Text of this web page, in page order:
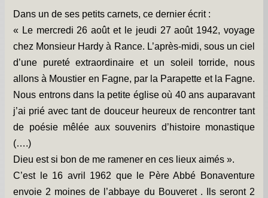
Dans un de ses petits carnets, ce dernier écrit :
« Le mercredi 26 août et le jeudi 27 août 1942, voyage
chez Monsieur Hardy à Rance. L’après-midi, sous un ciel
d’une pureté extraordinaire et un soleil torride, nous
allons à Moustier en Fagne, par la Parapette et la Fagne.
Nous entrons dans la petite église où 40 ans auparavant
j’ai prié avec tant de douceur heureux de rencontrer tant
de poésie mêlée aux souvenirs d’histoire monastique
(….)
Dieu est si bon de me ramener en ces lieux aimés ».
C’est le 16 avril 1962 que le Père Abbé Bonaventure
envoie 2 moines de l’abbaye du Bouveret . Ils seront 2